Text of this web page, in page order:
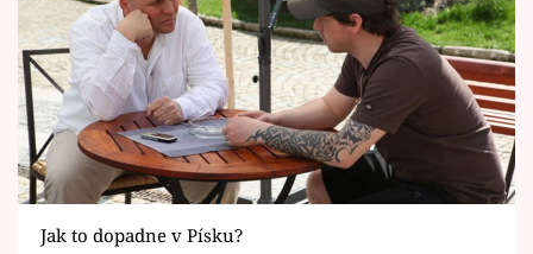
Horoskopy
Sledujte prima+
Filmový festival Karlovy Vary
Jak to dopadne v Písku?